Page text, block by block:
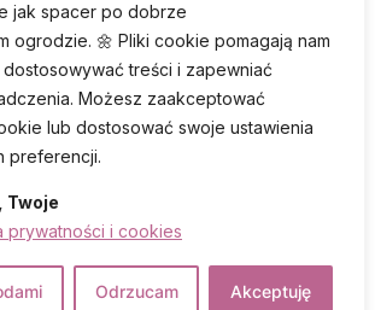
jak spacer po dobrze
ogrodzie. 🌼 Pliki cookie pomagają nam
treści i zapewniać
Możesz zaakceptować
lub dostosować swoje ustawienia
preferencji.
Twoje
prywatności i cookies
Odrzucam Akceptuję